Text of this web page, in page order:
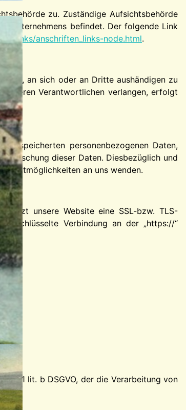
zu. Zuständige Aufsichtsbehörde
Unternehmens befindet. Der folgende Link
anschriften_links-node.html.
an sich oder an Dritte aushändigen zu
Verantwortlichen verlangen, erfolgt
personenbezogenen Daten,
Löschung dieser Daten. Diesbezüglich und
an uns wenden.
nutzt unsere Website eine SSL-bzw. TLS-
Verbindung an der „https://“
1 lit. b DSGVO, der die Verarbeitung von